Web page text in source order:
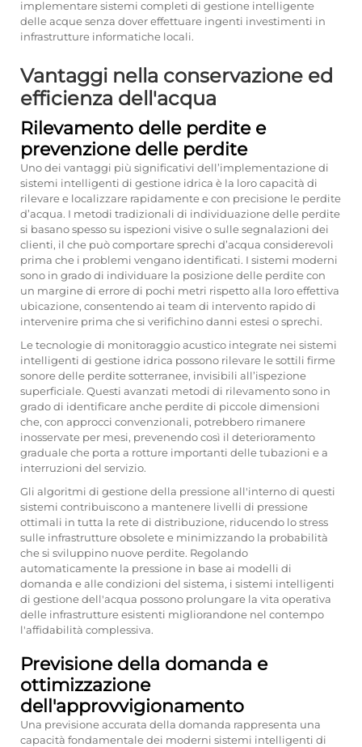
implementare sistemi completi di gestione intelligente
delle acque senza dover effettuare ingenti investimenti in
infrastrutture informatiche locali.
Vantaggi nella conservazione ed
efficienza dell'acqua
Rilevamento delle perdite e
prevenzione delle perdite
Uno dei vantaggi più significativi dell’implementazione di
sistemi intelligenti di gestione idrica è la loro capacità di
rilevare e localizzare rapidamente e con precisione le perdite
d’acqua. I metodi tradizionali di individuazione delle perdite
si basano spesso su ispezioni visive o sulle segnalazioni dei
clienti, il che può comportare sprechi d’acqua considerevoli
prima che i problemi vengano identificati. I sistemi moderni
sono in grado di individuare la posizione delle perdite con
un margine di errore di pochi metri rispetto alla loro effettiva
ubicazione, consentendo ai team di intervento rapido di
intervenire prima che si verifichino danni estesi o sprechi.
Le tecnologie di monitoraggio acustico integrate nei sistemi
intelligenti di gestione idrica possono rilevare le sottili firme
sonore delle perdite sotterranee, invisibili all’ispezione
superficiale. Questi avanzati metodi di rilevamento sono in
grado di identificare anche perdite di piccole dimensioni
che, con approcci convenzionali, potrebbero rimanere
inosservate per mesi, prevenendo così il deterioramento
graduale che porta a rotture importanti delle tubazioni e a
interruzioni del servizio.
Gli algoritmi di gestione della pressione all'interno di questi
sistemi contribuiscono a mantenere livelli di pressione
ottimali in tutta la rete di distribuzione, riducendo lo stress
sulle infrastrutture obsolete e minimizzando la probabilità
che si sviluppino nuove perdite. Regolando
automaticamente la pressione in base ai modelli di
domanda e alle condizioni del sistema, i sistemi intelligenti
di gestione dell'acqua possono prolungare la vita operativa
delle infrastrutture esistenti migliorandone nel contempo
l'affidabilità complessiva.
Previsione della domanda e
ottimizzazione
dell'approvvigionamento
Una previsione accurata della domanda rappresenta una
capacità fondamentale dei moderni sistemi intelligenti di